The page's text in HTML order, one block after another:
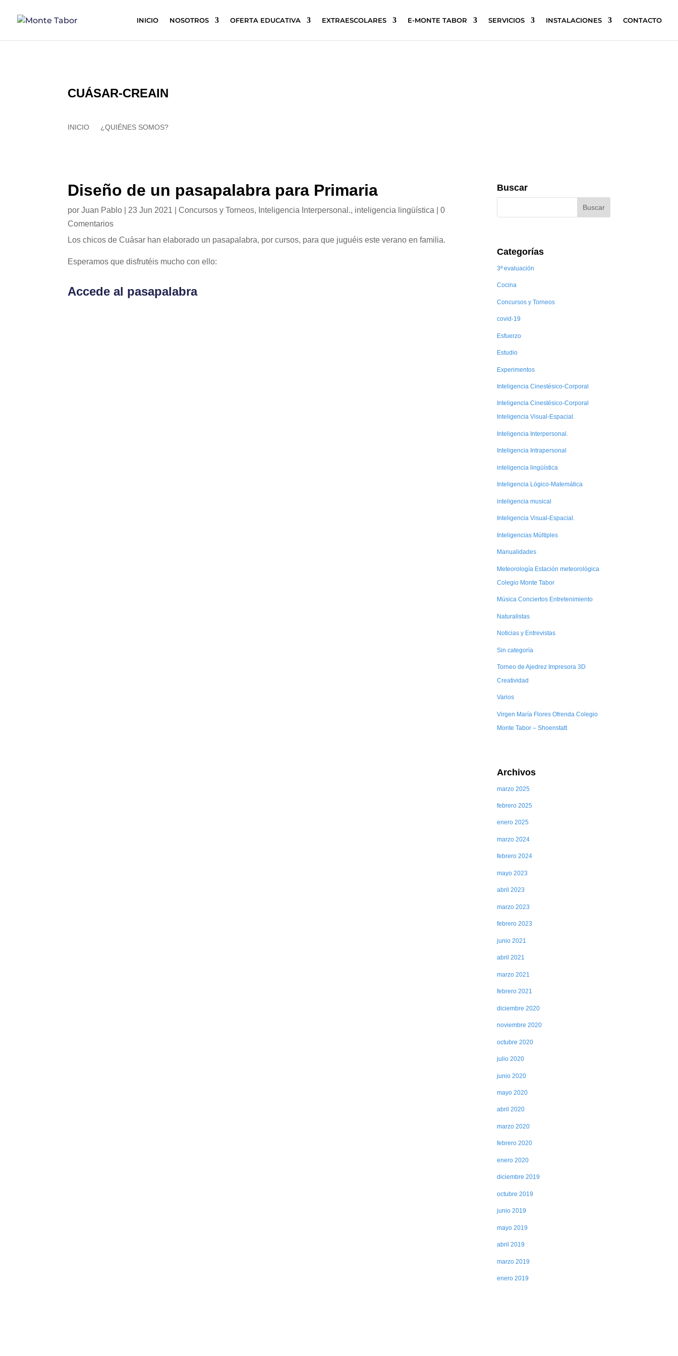
INICIO NOSOTROS OFERTA EDUCATIVA EXTRAESCOLARES E-MONTE TABOR SERVICIOS INSTALACIONES CONTACTO
CUÁSAR-CREAIN
INICIO ¿QUIÉNES SOMOS?
Diseño de un pasapalabra para Primaria
porJuan Pablo |23 Jun 2021 |Concursos y Torneos, Inteligencia Interpersonal., inteligencia lingüística |0
Comentarios
Los chicos de Cuásar han elaborado un pasapalabra, por cursos, para que juguéis este verano en familia.
Esperamos que disfrutéis mucho con ello:
Accede al pasapalabra
Buscar
Categorías
3ª evaluación
Cocina
Concursos y Torneos
covid-19
Esfuerzo
Estudio
Experimentos
Inteligencia Cinestésico-Corporal
Inteligencia Cinestésico-Corporal
Inteligencia Visual-Espacial.
Inteligencia Interpersonal.
Inteligencia Intrapersonal
inteligencia lingüística
Inteligencia Lógico-Matemática
inteligencia musical
Inteligencia Visual-Espacial.
Inteligencias Múltiples
Manualidades
Meteorología Estación meteorológica
Colegio Monte Tabor
Música Conciertos Entretenimiento
Naturalistas
Noticias y Entrevistas
Sin categoría
Torneo de Ajedrez Impresora 3D
Creatividad
Varios
Virgen María Flores Ofrenda Colegio
Monte Tabor – Shoenstatt
Archivos
marzo 2025
febrero 2025
enero 2025
marzo 2024
febrero 2024
mayo 2023
abril 2023
marzo 2023
febrero 2023
junio 2021
abril 2021
marzo 2021
febrero 2021
diciembre 2020
noviembre 2020
octubre 2020
julio 2020
junio 2020
mayo 2020
abril 2020
marzo 2020
febrero 2020
enero 2020
diciembre 2019
octubre 2019
junio 2019
mayo 2019
abril 2019
marzo 2019
enero 2019